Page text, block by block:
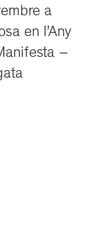
a
en l’Any
–